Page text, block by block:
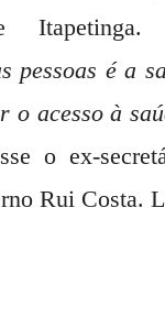
Itapetinga.
pessoas é a
o acesso à
o ex-
Rui Costa.